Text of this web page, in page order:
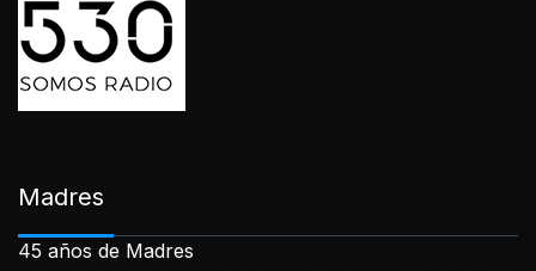
Madres
45 años de Madres